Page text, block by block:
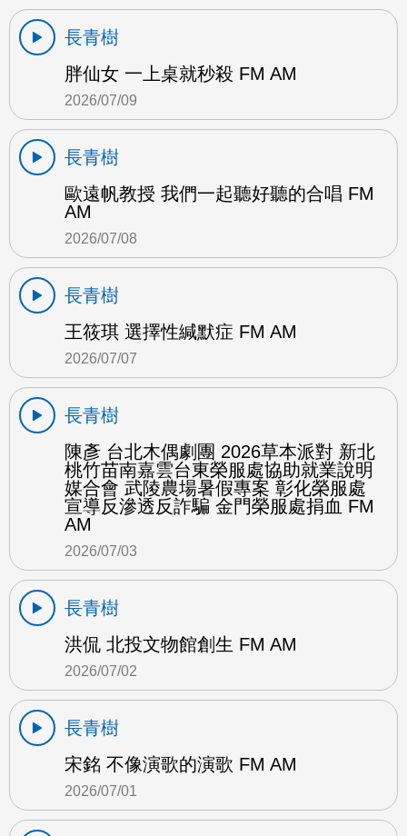
長青樹
胖仙女 一上桌就秒殺 FM AM
2026/07/09
長青樹
歐遠帆教授 我們一起聽好聽的合唱 FM
AM
2026/07/08
長青樹
王筱琪 選擇性緘默症 FM AM
2026/07/07
長青樹
陳彥 台北木偶劇團 2026草本派對 新北
桃竹苗南嘉雲台東榮服處協助就業說明
媒合會 武陵農場暑假專案 彰化榮服處
宣導反滲透反詐騙 金門榮服處捐血 FM
AM
2026/07/03
長青樹
洪侃 北投文物館創生 FM AM
2026/07/02
長青樹
宋銘 不像演歌的演歌 FM AM
2026/07/01